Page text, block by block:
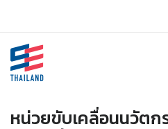
Enterprise: SE
หน่วยขับเคลื่อนนวัตก